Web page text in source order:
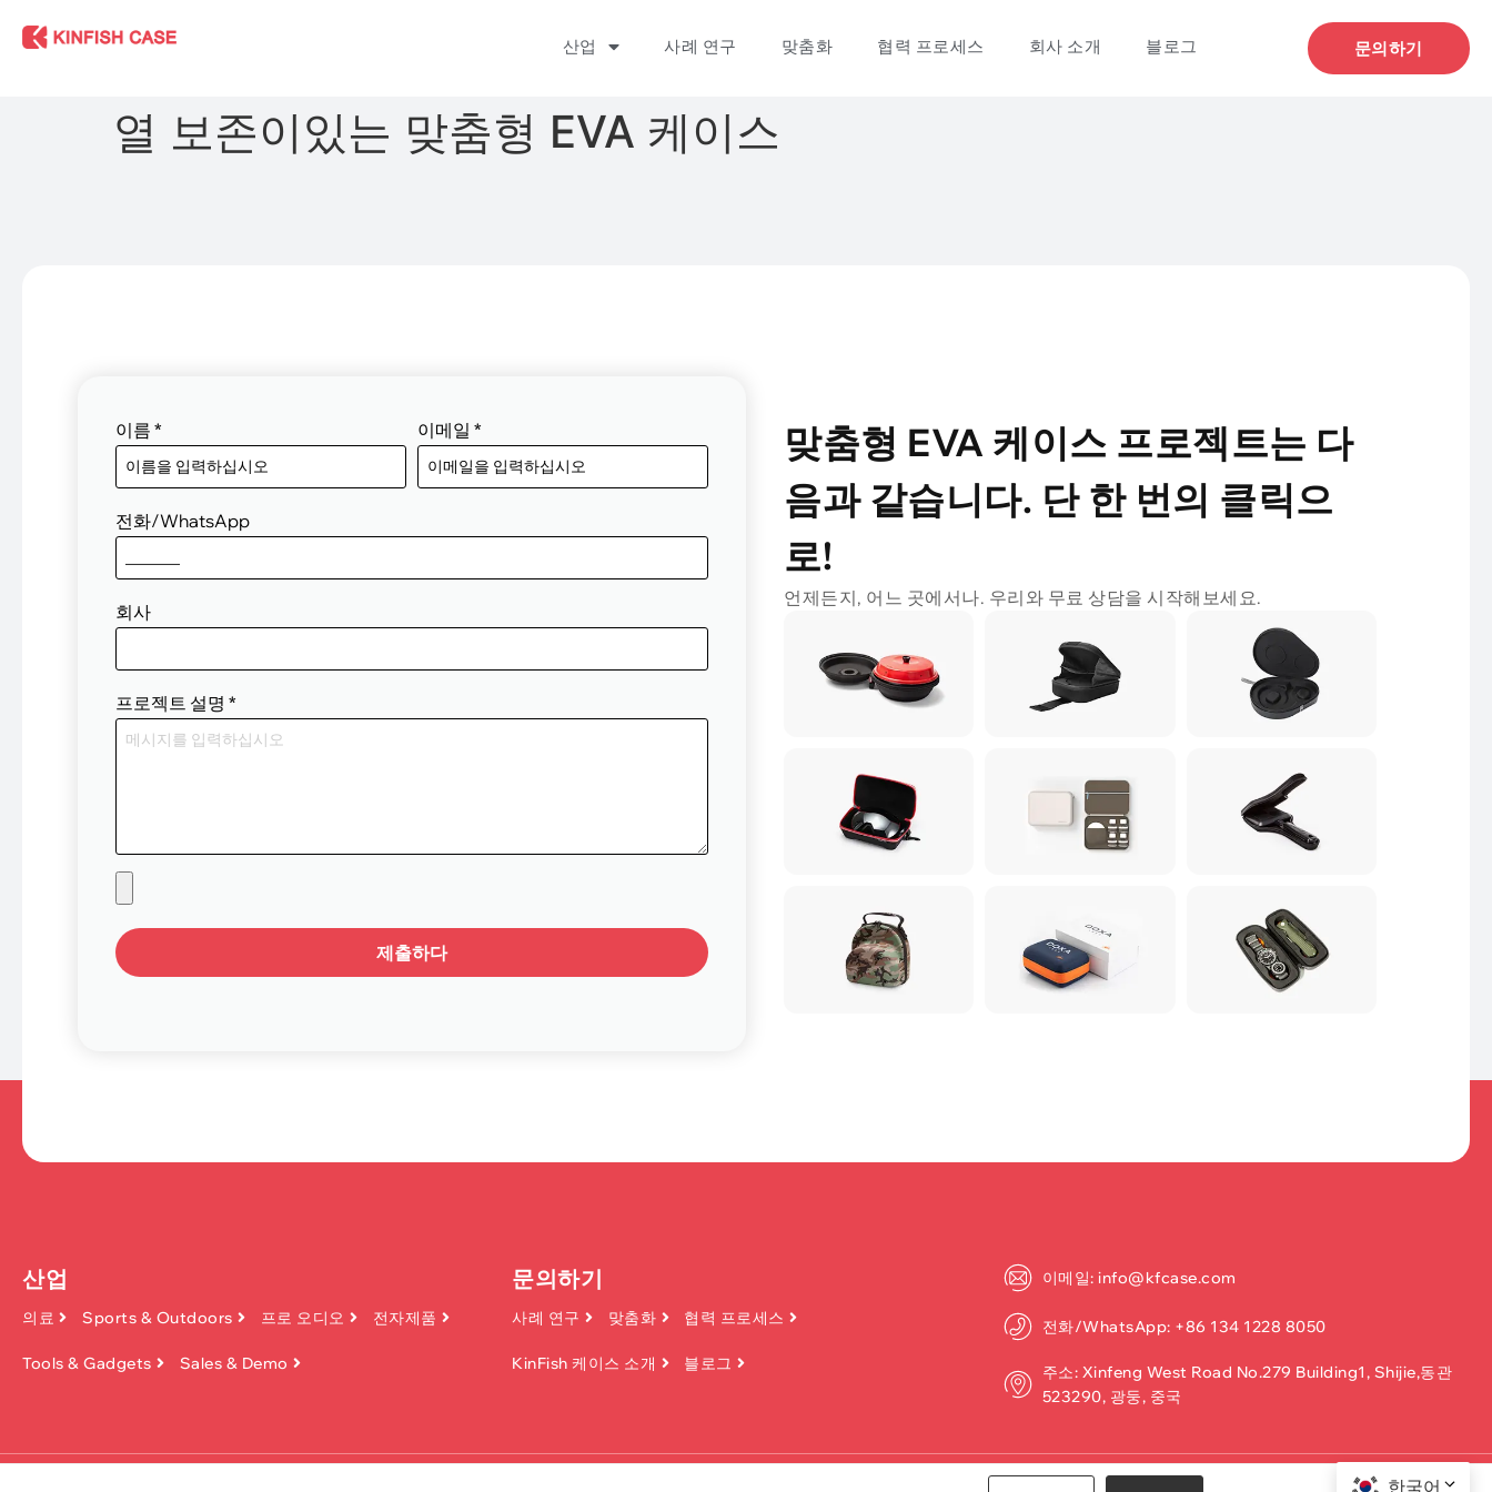
산업 사례 연구 맞춤화 협력 프로세스 회사 소개 블로그 문의하기
열 보존이있는 맞춤형 EVA 케이스
이름 * 이메일 *
전화/WhatsApp
회사
프로젝트 설명 *
제출하다
맞춤형 EVA 케이스 프로젝트는 다
음과 같습니다. 단 한 번의 클릭으
로!
언제든지, 어느 곳에서나. 우리와 무료 상담을 시작해보세요.
산업
의료 Sports & Outdoors 프로 오디오 전자제품
Tools & Gadgets Sales & Demo
문의하기
사례 연구 맞춤화 협력 프로세스
KinFish 케이스 소개 블로그
이메일: info@kfcase.com
전화/WhatsApp: +86 134 1228 8050
주소: Xinfeng West Road No.279 Building1, Shijie,동관
523290, 광둥, 중국
한국어